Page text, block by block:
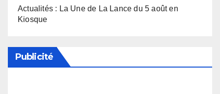
Actualités : La Une de La Lance du 5 août en
Kiosque
Publicité